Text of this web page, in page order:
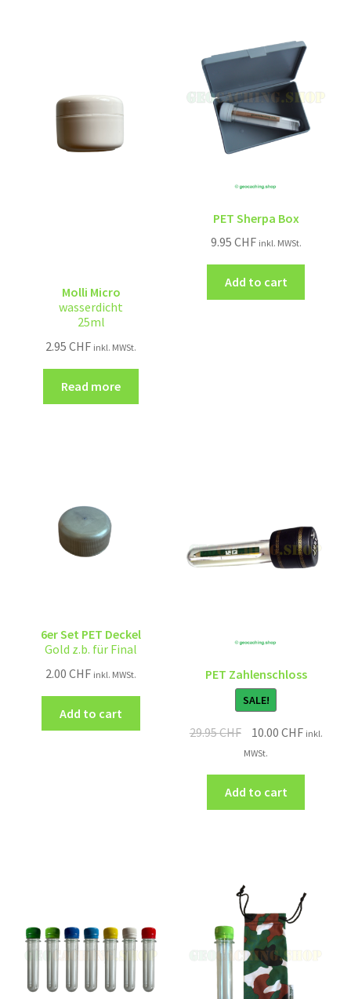
Molli Micro
wasserdicht
25ml
2.95CHF inkl. MWSt.
Read more
PET Sherpa Box
9.95 CHF inkl. MWSt.
Add to cart
6er Set PET Deckel
Gold z.b. für Final
2.00CHF inkl. MWSt.
Add to cart
PET Zahlenschloss
SALE!
29.95CHF 10.00 CHF inkl.
MWSt.
Add to cart